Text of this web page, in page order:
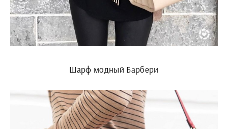
Шарф модный Барбери